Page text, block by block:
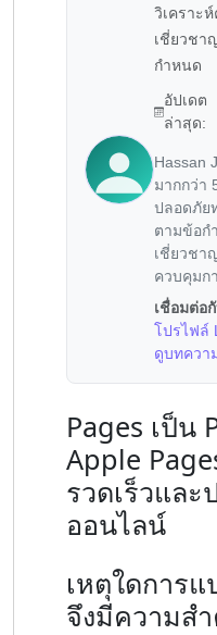
วิเคราะ
เชี่ยวชา
กำหนด
อัปเดต
ล่าสุด:
Hassan
มากกว่า
ปลอดภัย
ตามข้อก
เชี่ยวชา
ควบคุมก
เชื่อมต่อ
โปรไฟล์
ดูบทควา
Pages เป็น
Apple
รวดเร็วแล
ออนไลน์
เหตุใดการแ
จึงมีความส